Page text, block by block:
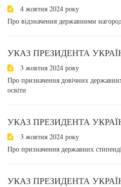
4 жовтня 2024 року
Про відзначення державними
УКАЗ ПРЕЗИДЕНТА
3 жовтня 2024 року
Про призначення довічних
освіти
УКАЗ ПРЕЗИДЕНТА
3 жовтня 2024 року
Про призначення державних
УКАЗ ПРЕЗИДЕНТА